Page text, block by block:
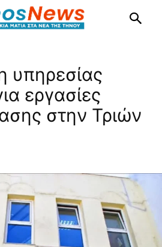
υπηρεσίας
εργασίες
στην Τριών